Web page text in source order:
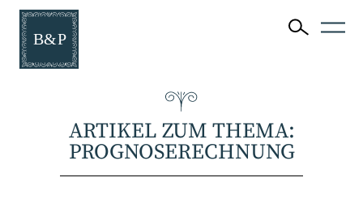
ARTIKEL ZUM THEMA:
PROGNOSERECHNUNG